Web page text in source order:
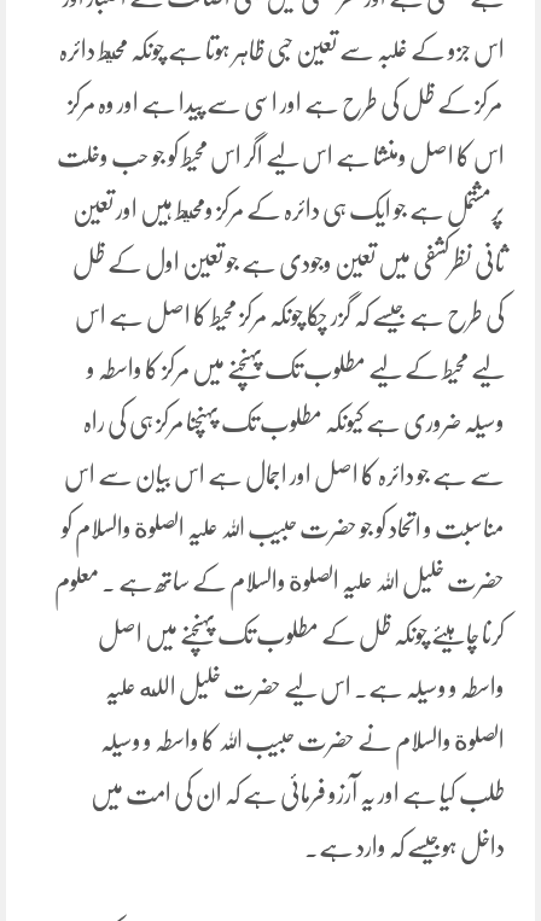
اس جزو کے غلبہ سے تعین حبی ظاہر ہوتا ہے چونکہ محيط دائرہ
مرکز کے ظل کی طرح ہے اور اسی سے پیدا ہے اور وہ مرکز
اس کا اصل ومنشا ہے اس لیے اگر اس محیط کو جو حب وخلت
پرمشتمل ہے جو ایک ہی دائرہ کے مرکز ومحيط ہیں اور تعین
ثانی نظرکشفی میں تعین وجودی ہے جو تعین اول کے ظل
کی طرح ہے جیسے کہ گزر چکا چونکہ مرکز محیط کا اصل ہے اس
لیے محیط کے لیے مطلوب تک پہنچنے میں مرکز کا واسطہ و
وسیلہ ضروری ہے کیونکہ مطلوب تک پہنچنا مرکز ہی کی راہ
سے ہے جو دائرہ کا اصل اور اجمال ہے اس بیان سے اس
مناسبت و اتحاد کو جو حضرت حبیب اللہ علیہ الصلوة والسلام کو
حضرت خلیل اللہ علیہ الصلوة والسلام کے ساتھ ہے ۔ معلوم
کرنا چاہیئے چونکہ ظل کے مطلوب تک پہنچنے میں اصل
واسطہ و وسیلہ ہے۔ اس لیے حضرت خلیل الله علیہ
الصلوة والسلام نے حضرت حبیب اللہ کا واسطہ و وسیلہ
طلب کیا ہے اور یہ آرزو فرمائی ہے کہ ان کی امت میں
داخل ہوجیسے کہ وارد ہے۔